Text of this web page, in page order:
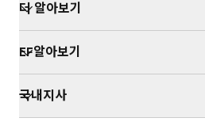
람, 정정, 동의 철회 등의 권리 3.1 귀하는 언제든
지 등록되어 있는 귀하의 개인
및 삭제를 요청 하실 수 있습니
연락하시면 지체없이 조치하겠습니다 .
가 개인정보의 오류에 대한 정
더 알아보기
EF알아보기
국내지사